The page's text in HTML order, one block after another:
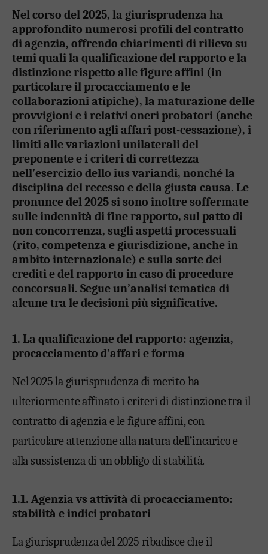
Nel corso del 2025, la giurisprudenza ha
approfondito numerosi profili del contratto
di agenzia, offrendo chiarimenti di rilievo su
temi quali la qualificazione del rapporto e la
distinzione rispetto alle figure affini (in
particolare il procacciamento e le
collaborazioni atipiche), la maturazione delle
provvigioni e i relativi oneri probatori (anche
con riferimento agli affari post-cessazione), i
limiti alle variazioni unilaterali del
preponente e i criteri di correttezza
nell’esercizio dello ius variandi, nonché la
disciplina del recesso e della giusta causa. Le
pronunce del 2025 si sono inoltre soffermate
sulle indennità di fine rapporto, sul patto di
non concorrenza, sugli aspetti processuali
(rito, competenza e giurisdizione, anche in
ambito internazionale) e sulla sorte dei
crediti e del rapporto in caso di procedure
concorsuali. Segue un’analisi tematica di
alcune tra le decisioni più significative.
1. La qualificazione del rapporto: agenzia,
procacciamento d’affari e forma
Nel 2025 la giurisprudenza di merito ha
ulteriormente affinato i criteri di distinzione tra il
contratto di agenzia e le figure affini, con
particolare attenzione alla natura dell’incarico e
alla sussistenza di un obbligo di stabilità.
1.1. Agenzia vs attività di procacciamento:
stabilità e indici probatori
La giurisprudenza del 2025 ribadisce che il